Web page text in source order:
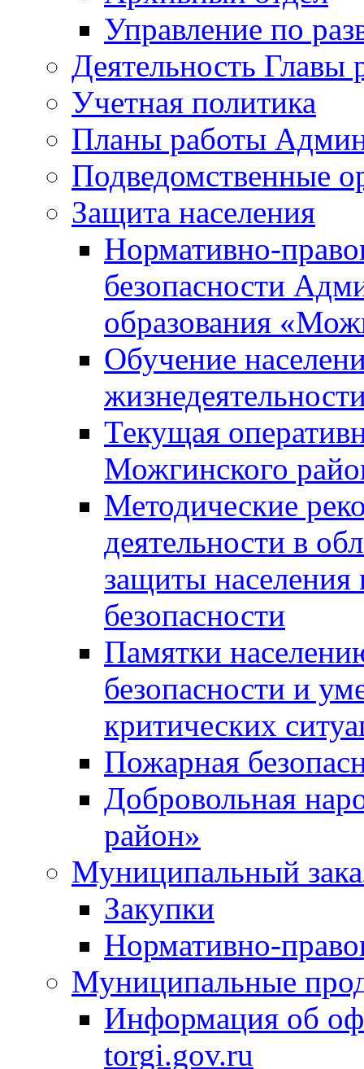
Управление по
Деятельность Главы
Учетная политика
Планы работы
Подведомственные
Защита населения
Нормативно-
безопасности
образования
Обучение
Текущая
Можгинского
Методические
деятельности в
защиты
безопасности
Памятки
безопасности и
критических
Пожарная
Добровольная
район»
Муниципальный
Закупки
Нормативно-
Муниципальные
Информация об
torgi.gov.ru